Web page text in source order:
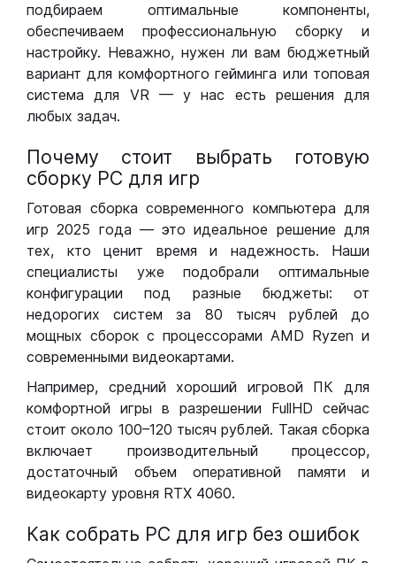
подбираем оптимальные компоненты,
обеспечиваем профессиональную сборку и
настройку. Неважно, нужен ли вам бюджетный
вариант для комфортного гейминга или топовая
система для VR — у нас есть решения для
любых задач.
Почему стоит выбрать готовую
сборку РС для игр
Готовая сборка современного компьютера для
игр 2025 года — это идеальное решение для
тех, кто ценит время и надежность. Наши
специалисты уже подобрали оптимальные
конфигурации под разные бюджеты: от
недорогих систем за 80 тысяч рублей до
мощных сборок с процессорами AMD Ryzen и
современными видеокартами.
Например, средний хороший игровой ПК для
комфортной игры в разрешении FullHD сейчас
стоит около 100–120 тысяч рублей. Такая сборка
включает производительный процессор,
достаточный объем оперативной памяти и
видеокарту уровня RTX 4060.
Как собрать РС для игр без ошибок